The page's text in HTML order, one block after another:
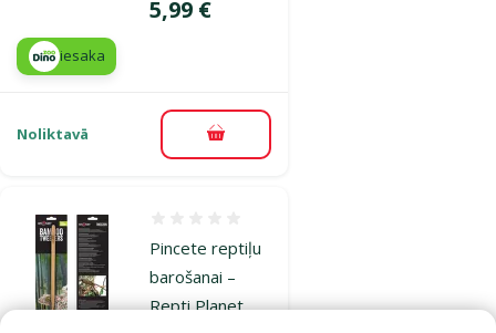
Cena
5,99 €
iesaka
Noliktavā Pievienot grozam
Pincete reptiļu
barošanai –
Repti Planet